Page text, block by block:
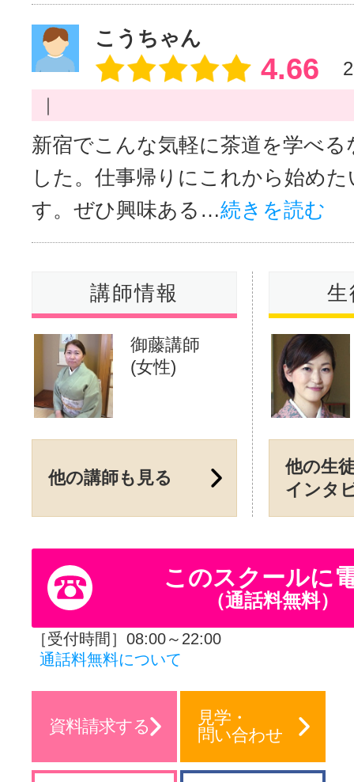
こうちゃん
4.66
｜
新宿でこんな気軽に茶道を学べ
した。仕事帰りにこれから始め
す。ぜひ興味ある…続きを読む
講師情報
御藤講師
(女性)
他の講師も見る
生
他の生
インタ
このスクールに
（通話料無料）
［受付時間］08:00～22:00
通話料無料について
資料請求する
見学・
問い合わせ